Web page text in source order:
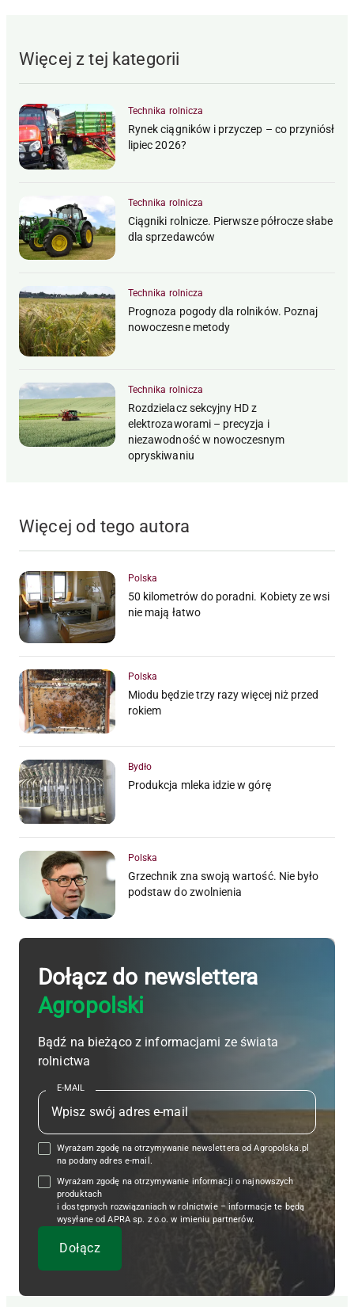
Więcej z tej kategorii
Technika rolnicza
Rynek ciągników i przyczep – co przyniósł
lipiec 2026?
Technika rolnicza
Ciągniki rolnicze. Pierwsze półrocze słabe
dla sprzedawców
Technika rolnicza
Prognoza pogody dla rolników. Poznaj
nowoczesne metody
Technika rolnicza
Rozdzielacz sekcyjny HD z
elektrozaworami – precyzja i
niezawodność w nowoczesnym
opryskiwaniu
Więcej od tego autora
Polska
50 kilometrów do poradni. Kobiety ze wsi
nie mają łatwo
Polska
Miodu będzie trzy razy więcej niż przed
rokiem
Bydło
Produkcja mleka idzie w górę
Polska
Grzechnik zna swoją wartość. Nie było
podstaw do zwolnienia
Dołącz do newslettera
Agropolski
Bądź na bieżąco z informacjami ze świata
rolnictwa
E-MAIL
Wyrażam zgodę na otrzymywanie newslettera od Agropolska.pl
na podany adres e-mail.
Wyrażam zgodę na otrzymywanie informacji o najnowszych
produktach
i dostępnych rozwiązaniach w rolnictwie – informacje te będą
wysyłane od APRA sp. z o.o. w imieniu partnerów.